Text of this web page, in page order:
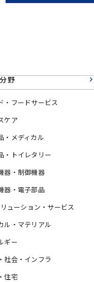
野
・フードサービス
ケア
・メディカル
・トイレタリー
器・制御機器
器・電子部品
ューション・サービス
ル・マテリアル
ギー
社会・インフラ
住宅